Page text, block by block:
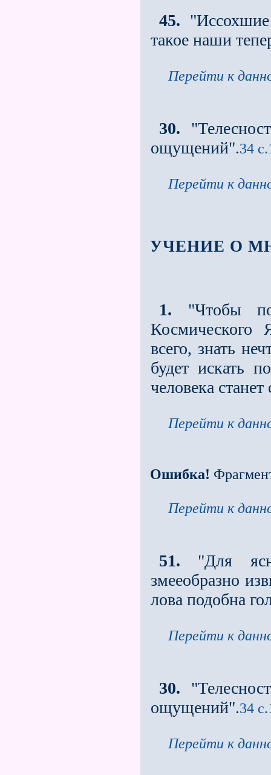
45.
такое наши
Перейти к
30.
ощущений".34
Перейти к
УЧЕНИЕ О
1. "Чтобы
Космического
всего, знать
будет искать
человека
Перейти к
Ошибка!
Перейти к
51. "Для
змееобразно
лова подобна
Перейти к
30.
ощущений".34
Перейти к